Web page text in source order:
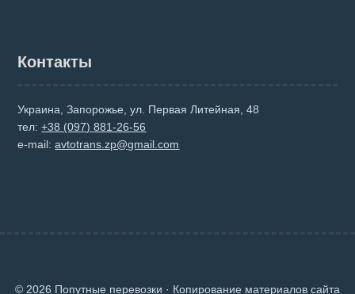
Контакты
Украина, Запорожье, ул. Первая Литейная, 48
тел:+38 (097) 881-26-56
e-mail:avtotrans.zp@gmail.com
© 2026 Попутные перевозки · Копирование материалов сайта